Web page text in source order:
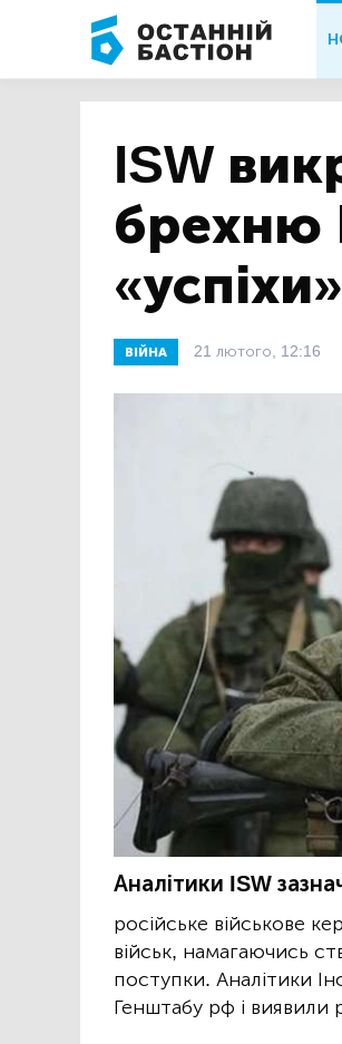
ISW
брехню
ВІЙНА 21 лютого, 12:16
Аналітики ISW
російське військове
військ, намагаючись
поступки. Аналітики
Генштабу рф і виявили